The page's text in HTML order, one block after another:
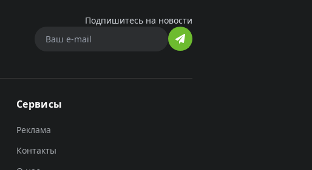
Подпишитесь на новости
Сервисы
Реклама
Контакты